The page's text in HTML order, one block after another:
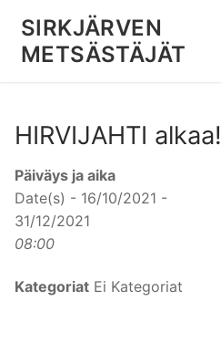
sisältöön
SIRKJÄRVEN
METSÄSTÄJÄT
HIRVIJAHTI alkaa!
Päiväys ja aika
Date(s) - 16/10/2021 -
31/12/2021
08:00
Kategoriat Ei Kategoriat